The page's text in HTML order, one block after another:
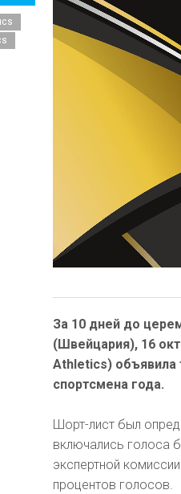
За 10 дней до
(Швейцария), 16
Athletics) объявила
спортсмена года.
Шорт-лист был
включались голоса
экспертной
процентов голосов.